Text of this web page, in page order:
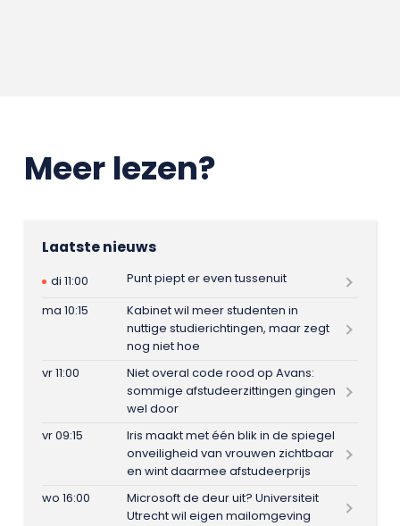
Meer lezen?
Laatste nieuws
di 11:00
Punt piept er even tussenuit
ma 10:15
Kabinet wil meer studenten in
nuttige studierichtingen, maar zegt
nog niet hoe
vr 11:00
Niet overal code rood op Avans:
sommige afstudeerzittingen gingen
wel door
vr 09:15
Iris maakt met één blik in de spiegel
onveiligheid van vrouwen zichtbaar
en wint daarmee afstudeerprijs
wo 16:00
Microsoft de deur uit? Universiteit
Utrecht wil eigen mailomgeving